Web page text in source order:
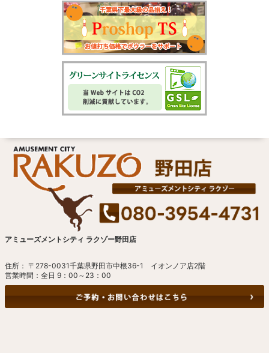
アミューズメントシティ ラクゾー野田店
住所： 〒278-0031千葉県野田市中根36-1 イオンノア店2階
営業時間：全日 9：00～23：00